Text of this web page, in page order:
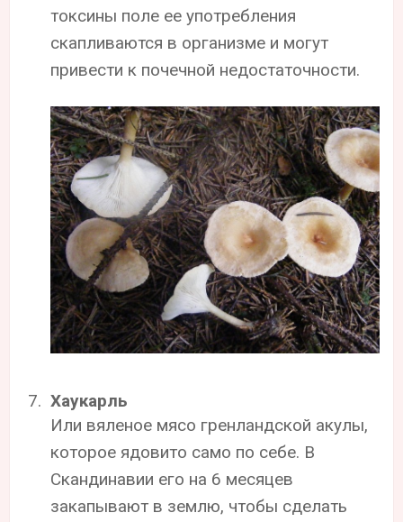
токсины поле ее употребления
скапливаются в организме и могут
привести к почечной недостаточности.
Хаукарль
Или вяленое мясо гренландской акулы,
которое ядовито само по себе. В
Скандинавии его на 6 месяцев
закапывают в землю, чтобы сделать